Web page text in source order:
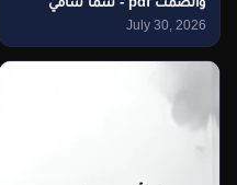
July 30, 2026